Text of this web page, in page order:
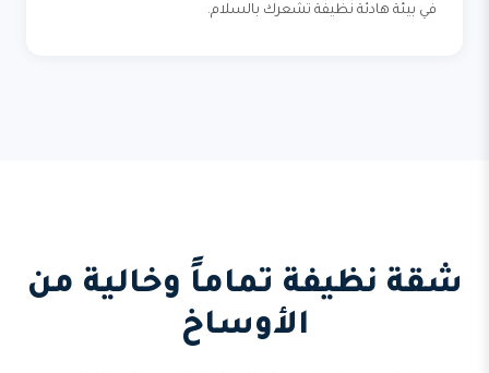
في بيئة هادئة نظيفة تشعرك بالسلام.
شقة نظيفة تماماً وخالية من
الأوساخ